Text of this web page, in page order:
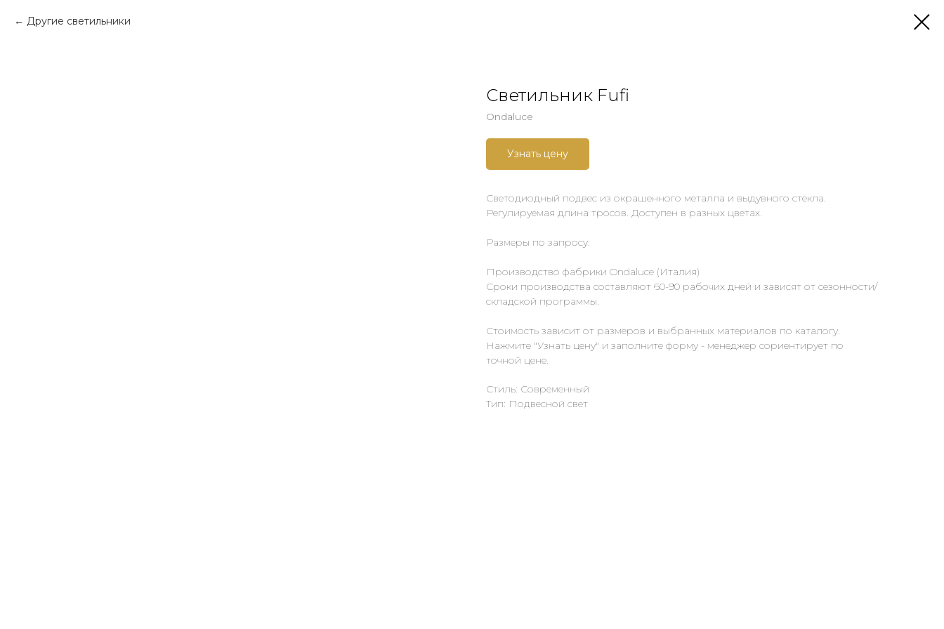
Другие светильники
Светильник Fufi
Ondaluce
Узнать цену
Светодиодный подвес из окрашенного металла и выдувного стекла.
Регулируемая длина тросов. Доступен в разных цветах.
Размеры по запросу.
Производство фабрики Ondaluce (Италия)
Сроки производства составляют 60-90 рабочих дней и зависят от сезонности/
складской программы.
Стоимость зависит от размеров и выбранных материалов по каталогу.
Нажмите "Узнать цену" и заполните форму - менеджер сориентирует по
точной цене.
Стиль: Современный
Тип: Подвесной свет